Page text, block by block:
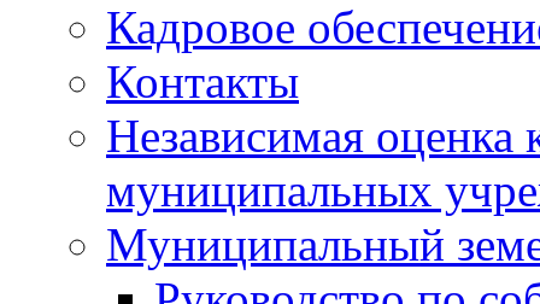
Кадровое
Контакты
Независимая оценка
муниципальных
Муниципальный